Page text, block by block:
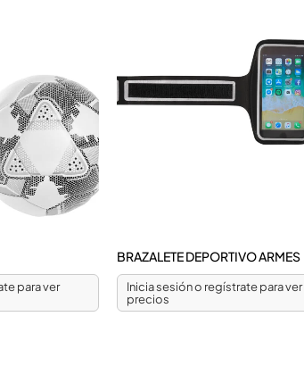
para ver
BRAZALETE DEPORTIVO ARMES
Inicia sesión o regístrate para ver
precios